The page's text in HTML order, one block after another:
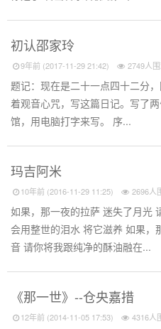
初认邵家玲
9年前 (2017-11-29 21:42) 2749人
题记：现在是二十一点四十二分
着观音心咒，写这篇日记。写了
馆，用电脑打字来写。 序...
玛吉阿米
10年前 (2016-11-29 11:25) 2696人
如果，那一夜的拉萨 迷失了月光
会用整世的泪水 将它滋养 如果，
音 请你将我跟纯净的酥油融在...
《那一世》--仓央嘉措
12年前 (2014-11-05 17:53) 4316人